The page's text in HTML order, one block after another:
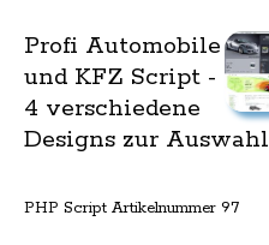
Profi Automobile
und KFZ Script -
4 verschiedene
Designs zur Auswahl
PHP Script Artikelnummer 97